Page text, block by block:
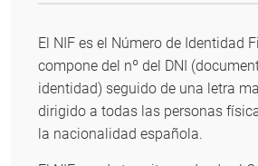
El NIF es el Número de Identidad
compone del nº del DNI
identidad) seguido de una letra
dirigido a todas las personas
la nacionalidad española.